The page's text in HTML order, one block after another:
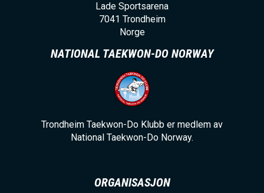
Lade Sportsarena
7041 Trondheim
Norge
NATIONAL TAEKWON-DO NORWAY
Trondheim Taekwon-Do Klubb er medlem av
National Taekwon-Do Norway.
ORGANISASJON